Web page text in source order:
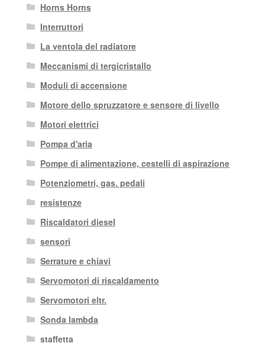
Horns Horns
Interruttori
La ventola del radiatore
Meccanismi di tergicristallo
Moduli di accensione
Motore dello spruzzatore e sensore di livello
Motori elettrici
Pompa d'aria
Pompe di alimentazione, cestelli di aspirazione
Potenziometri, gas. pedali
resistenze
Riscaldatori diesel
sensori
Serrature e chiavi
Servomotori di riscaldamento
Servomotori eltr.
Sonda lambda
staffetta